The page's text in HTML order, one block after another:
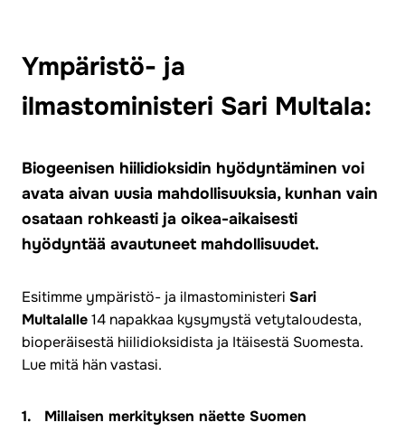
Ympäristö- ja
ilmastoministeri Sari Multala:
Biogeenisen hiilidioksidin hyödyntäminen voi
avata aivan uusia mahdollisuuksia, kunhan vain
osataan rohkeasti ja oikea-aikaisesti
hyödyntää avautuneet mahdollisuudet.
Esitimme ympäristö- ja ilmastoministeri Sari
Multalalle14 napakkaa kysymystä vetytaloudesta,
bioperäisestä hiilidioksidista ja Itäisestä Suomesta.
Lue mitä hän vastasi.
1. Millaisen merkityksen näette Suomen